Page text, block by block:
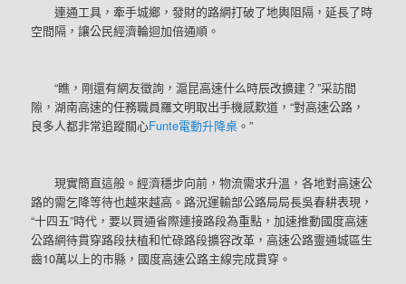
連通工具，牽手城鄉，發財的路網打破了地輿阻隔，延長了時
空間隔，讓公民經濟輪迴加倍通順。
“瞧，剛還有網友徵詢，滬昆高速什么時辰改擴建？”采訪間
隙，湖南高速的任務職員羅文明取出手機感歎道，“對高速公路，
良多人都非常追蹤關心Funte電動升降桌 。”
現實簡直這般。經濟穩步向前，物流需求升溫，各地對高速公
路的需乞降等待也越來越高。路況運輸部公路局局長吳春耕表現，
“十四五”時代，要以買通省際連接路段為重點，加速推動國度高速
公路網待貫穿路段扶植和忙碌路段擴容改革，高速公路靈通城區生
齒10萬以上的市縣，國度高速公路主線完成貫穿。